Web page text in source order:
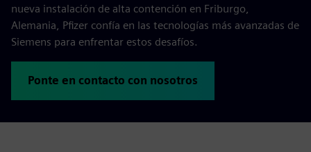
nueva instalación de alta contención en Friburgo,
Alemania, Pfizer confía en las tecnologías más avanzadas de
Siemens para enfrentar estos desafíos.
Ponte en contacto con nosotros